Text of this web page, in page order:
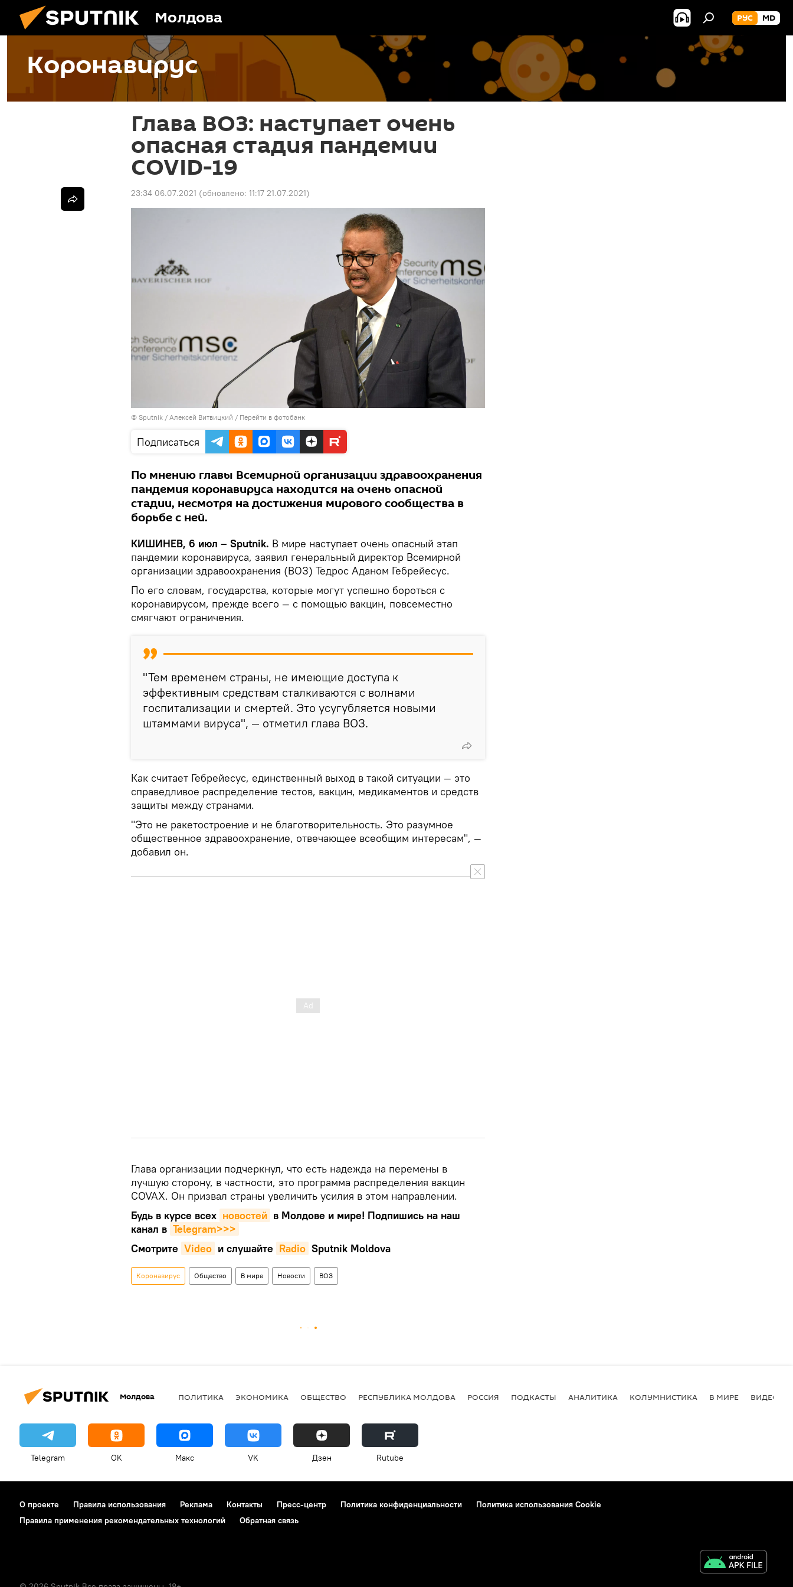
Молдова РУС MD
Коронавирус
Глава ВОЗ: наступает очень
опасная стадия пандемии
COVID-19
23:34 06.07.2021 (обновлено: 11:17 21.07.2021)
© Sputnik / Алексей Витвицкий / Перейти в фотобанк
Подписаться
По мнению главы Всемирной организации здравоохранения
пандемия коронавируса находится на очень опасной
стадии, несмотря на достижения мирового сообщества в
борьбе с ней.
КИШИНЕВ, 6 июл – Sputnik. В мире наступает очень опасный этап
пандемии коронавируса, заявил генеральный директор Всемирной
организации здравоохранения (ВОЗ) Тедрос Аданом Гебрейесус.
По его словам, государства, которые могут успешно бороться с
коронавирусом, прежде всего — с помощью вакцин, повсеместно
смягчают ограничения.
"Тем временем страны, не имеющие доступа к
эффективным средствам сталкиваются с волнами
госпитализации и смертей. Это усугубляется новыми
штаммами вируса", — отметил глава ВОЗ.
Как считает Гебрейесус, единственный выход в такой ситуации — это
справедливое распределение тестов, вакцин, медикаментов и средств
защиты между странами.
​"Это не ракетостроение и не благотворительность. Это разумное
общественное здравоохранение, отвечающее всеобщим интересам", —
добавил он.
​Глава организации подчеркнул, что есть надежда на перемены в
лучшую сторону, в частности, это программа распределения вакцин
COVAX. Он призвал страны увеличить усилия в этом направлении.
Будь в курсе всех новостей в Молдове и мире! Подпишись на наш
канал в Telegram>>>
Смотрите Video и слушайте Radio Sputnik Moldova
Коронавирус Общество В мире Новости ВОЗ
Молдова ПОЛИТИКА ЭКОНОМИКА ОБЩЕСТВО РЕСПУБЛИКА МОЛДОВА РОССИЯ ПОДКАСТЫ АНАЛИТИКА КОЛУМНИСТИКА В МИРЕ ВИДЕО
Telegram OK Макс VK Дзен Rutube
О проекте Правила использования Реклама Контакты Пресс-центр Политика конфиденциальности
Политика использования Cookie
Правила применения рекомендательных технологий
Обратная связь